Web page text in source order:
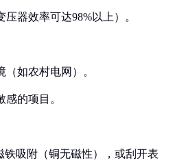
器效率可达98%以上）。
如农村电网）。
的项目。
铁吸附（铜无磁性），或刮开表